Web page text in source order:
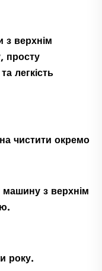
з верхнім
просту
легкість
чистити окремо
з верхнім
року.